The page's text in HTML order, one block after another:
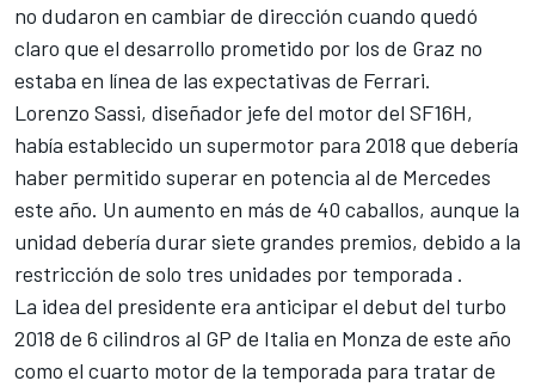
no dudaron en cambiar de dirección cuando quedó
claro que el desarrollo prometido por los de Graz no
estaba en línea de las expectativas de Ferrari.
Lorenzo Sassi, diseñador jefe del motor del SF16H,
había establecido un supermotor para 2018 que debería
haber permitido superar en potencia al de Mercedes
este año. Un aumento en más de 40 caballos, aunque la
unidad debería durar siete grandes premios, debido a la
restricción de solo tres unidades por temporada .
La idea del presidente era anticipar el debut del turbo
2018 de 6 cilindros al GP de Italia en Monza de este año
como el cuarto motor de la temporada para tratar de